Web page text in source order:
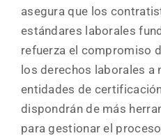
asegura que los
estándares laborales
refuerza el compromiso
los derechos laborales a
entidades de
dispondrán de más
para gestionar el